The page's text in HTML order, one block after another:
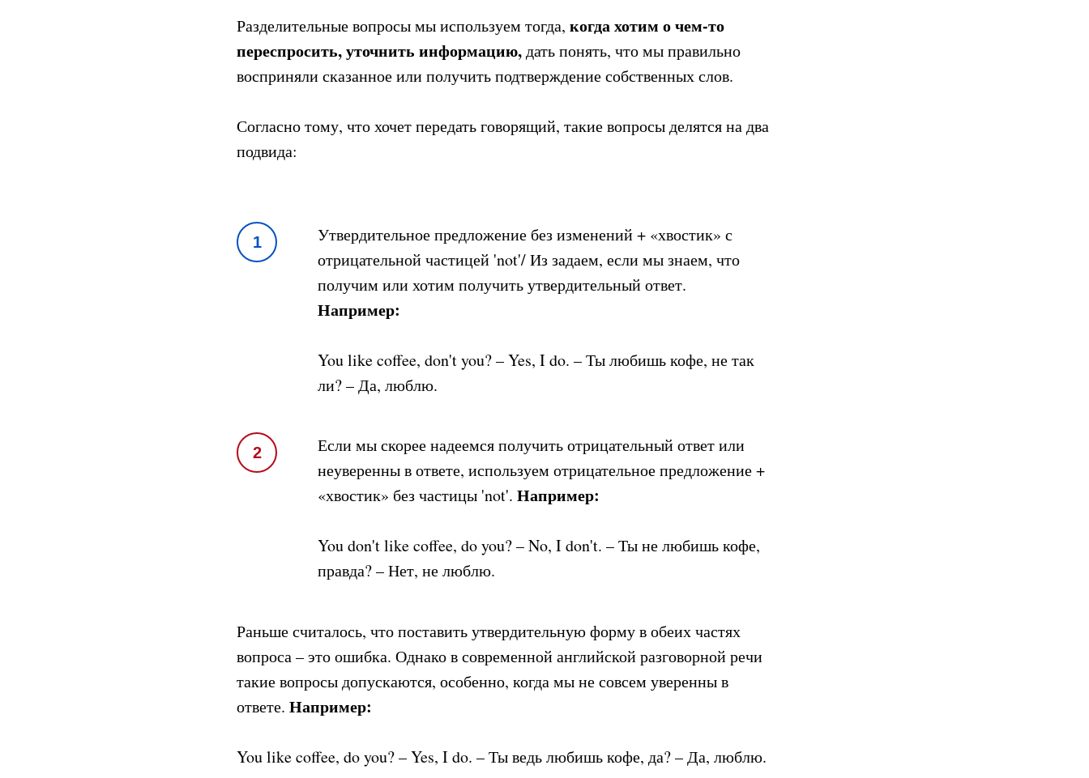
Разделительные вопросы мы используем тогда, когда хотим о чем-то
переспросить, уточнить информацию,дать понять, что мы правильно
восприняли сказанное или получить подтверждение собственных слов.
Согласно тому, что хочет передать говорящий, такие вопросы делятся на два
подвида:
Утвердительное предложение без изменений + «хвостик» с
отрицательной частицей 'not'/ Из задаем, если мы знаем, что
получим или хотим получить утвердительный ответ.
Например:
You like coffee, don't you? – Yes, I do. – Ты любишь кофе, не так
ли? – Да, люблю.
Если мы скорее надеемся получить отрицательный ответ или
неуверенны в ответе, используем отрицательное предложение +
«хвостик» без частицы 'not'. Например:
You don't like coffee, do you? – No, I don't. – Ты не любишь кофе,
правда? – Нет, не люблю.
1
2
Раньше считалось, что поставить утвердительную форму в обеих частях
вопроса – это ошибка. Однако в современной английской разговорной речи
такие вопросы допускаются, особенно, когда мы не совсем уверенны в
ответе. Например:
You like coffee, do you? – Yes, I do. – Ты ведь любишь кофе, да? – Да, люблю.